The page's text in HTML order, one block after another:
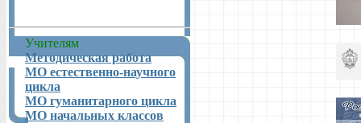
Учителям
Методическая работа
МО естественно-научного
цикла
МО гуманитарного цикла
МО начальных классов